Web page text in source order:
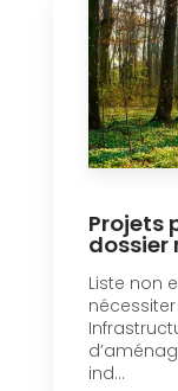
Projets
dossier
Liste non
ind...